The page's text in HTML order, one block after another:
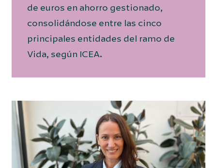
de euros en ahorro gestionado,
consolidándose entre las cinco
principales entidades del ramo de
Vida, según ICEA.